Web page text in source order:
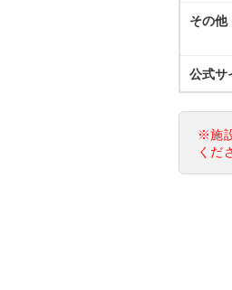
その他
公式サ
※施
くだ